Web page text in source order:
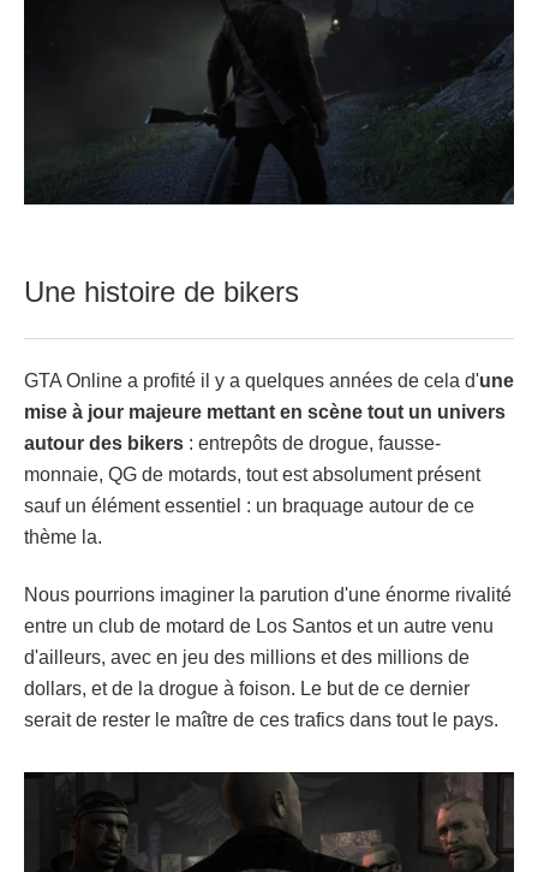
Une histoire de bikers
GTA Online a profité il y a quelques années de cela d'une
mise à jour majeure mettant en scène tout un univers
autour des bikers : entrepôts de drogue, fausse-
monnaie, QG de motards, tout est absolument présent
sauf un élément essentiel : un braquage autour de ce
thème la.
Nous pourrions imaginer la parution d'une énorme rivalité
entre un club de motard de Los Santos et un autre venu
d'ailleurs, avec en jeu des millions et des millions de
dollars, et de la drogue à foison. Le but de ce dernier
serait de rester le maître de ces trafics dans tout le pays.